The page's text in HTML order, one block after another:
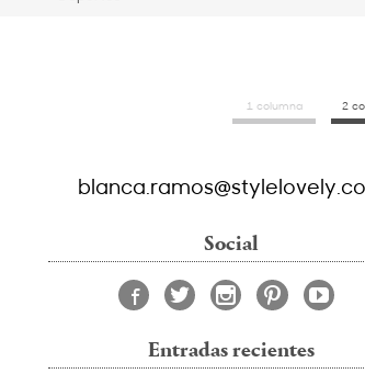
1 columna 2
Social
Entradas recientes